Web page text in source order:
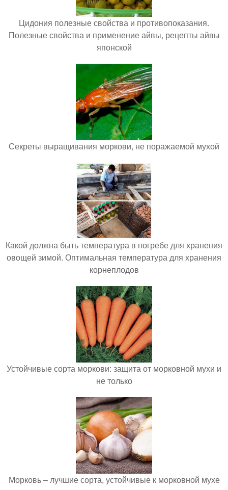
Цидония полезные свойства и противопоказания.
Полезные свойства и применение айвы, рецепты айвы
японской
Секреты выращивания моркови, не поражаемой мухой
Какой должна быть температура в погребе для хранения
овощей зимой. Оптимальная температура для хранения
корнеплодов
Устойчивые сорта моркови: защита от морковной мухи и
не только
Морковь – лучшие сорта, устойчивые к морковной мухе